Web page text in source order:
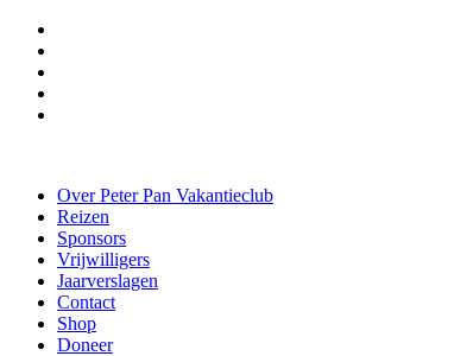
Over Peter Pan Vakantieclub
Reizen
Sponsors
Vrijwilligers
Jaarverslagen
Contact
Shop
Doneer